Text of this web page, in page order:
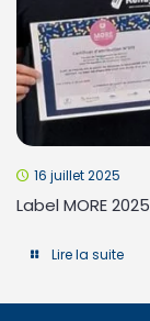
16 juillet 2025
Label MORE 2025
Lire la suite